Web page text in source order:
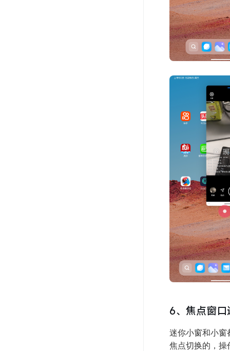
6、焦点窗口
迷你小窗和小
焦点切换的，操